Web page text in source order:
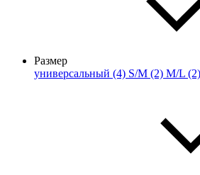
Размер
универсальный (4) S/M (2) M/L (2)